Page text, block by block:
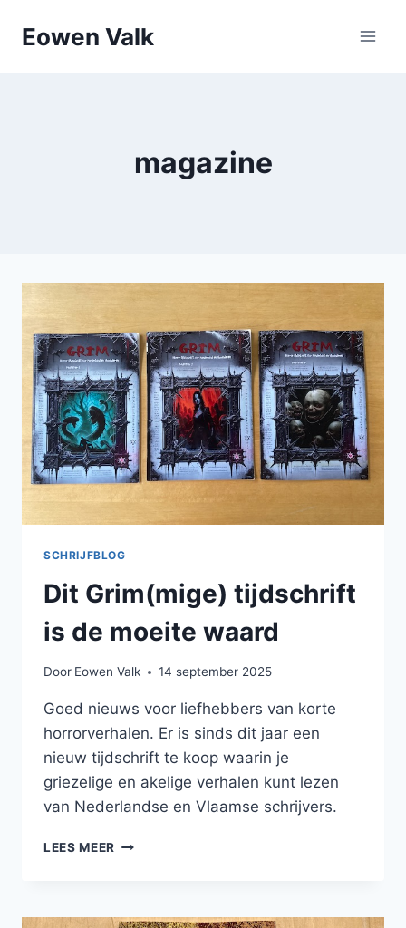
naarEowen Valk
magazine
SCHRIJFBLOG
Dit Grim(mige) tijdschrift
is de moeite waard
Door Eowen Valk 14 september 2025
Goed nieuws voor liefhebbers van korte
horrorverhalen. Er is sinds dit jaar een
nieuw tijdschrift te koop waarin je
griezelige en akelige verhalen kunt lezen
van Nederlandse en Vlaamse schrijvers.
LEES MEER DIT
DE